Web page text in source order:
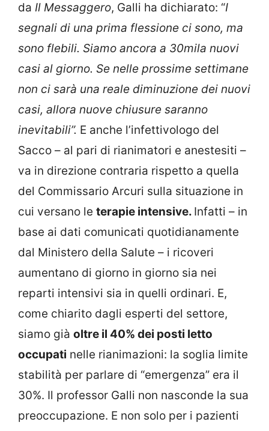
da Il Messaggero, Galli ha dichiarato: “I
segnali di una prima flessione ci sono, ma
sono flebili. Siamo ancora a 30mila nuovi
casi al giorno. Se nelle prossime settimane
non ci sarà una reale diminuzione dei nuovi
casi, allora nuove chiusure saranno
inevitabili”. E anche l’infettivologo del
Sacco – al pari di rianimatori e anestesiti –
va in direzione contraria rispetto a quella
del Commissario Arcuri sulla situazione in
cui versano le terapie intensive. Infatti – in
base ai dati comunicati quotidianamente
dal Ministero della Salute – i ricoveri
aumentano di giorno in giorno sia nei
reparti intensivi sia in quelli ordinari. E,
come chiarito dagli esperti del settore,
siamo già oltre il 40% dei posti letto
occupati nelle rianimazioni: la soglia limite
stabilità per parlare di “emergenza” era il
30%. Il professor Galli non nasconde la sua
preoccupazione. E non solo per i pazienti